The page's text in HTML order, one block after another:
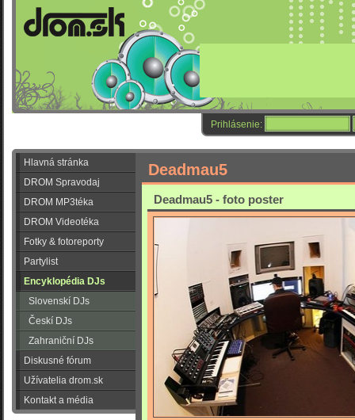
Prihlásenie:
Hlavná stránka
DROM Spravodaj
DROM MP3téka
DROM Videotéka
Fotky & fotoreporty
Partylist
Encyklopédia DJs
Slovenskí DJs
Českí DJs
Zahraniční DJs
Diskusné fórum
Užívatelia drom.sk
Kontakt a média
Deadmau5
Deadmau5 - foto poster